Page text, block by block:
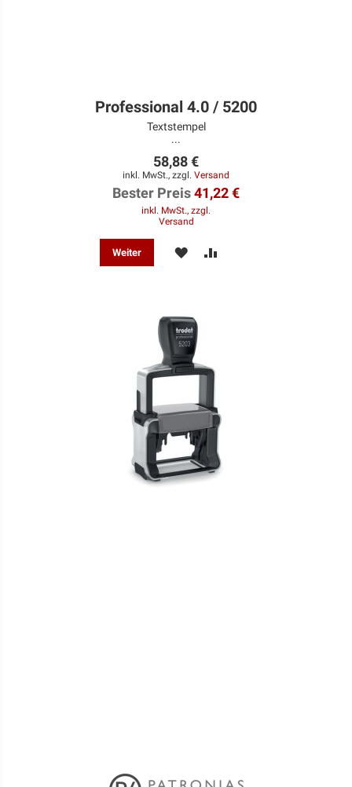
Professional 4.0 / 5200
Textstempel
...
58,88 €
inkl. MwSt., zzgl. Versand
Bester Preis41,22 €
inkl. MwSt., zzgl.
Versand
Weiter MERKEN